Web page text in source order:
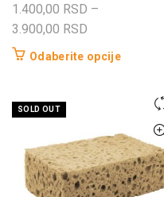
1.400,00 RSD –
3.900,00 RSD
od
3.900,00 RSD
Odaberite opcijeOvaj
varijanti.
Opcije
mogu
biti
SOLD OUT